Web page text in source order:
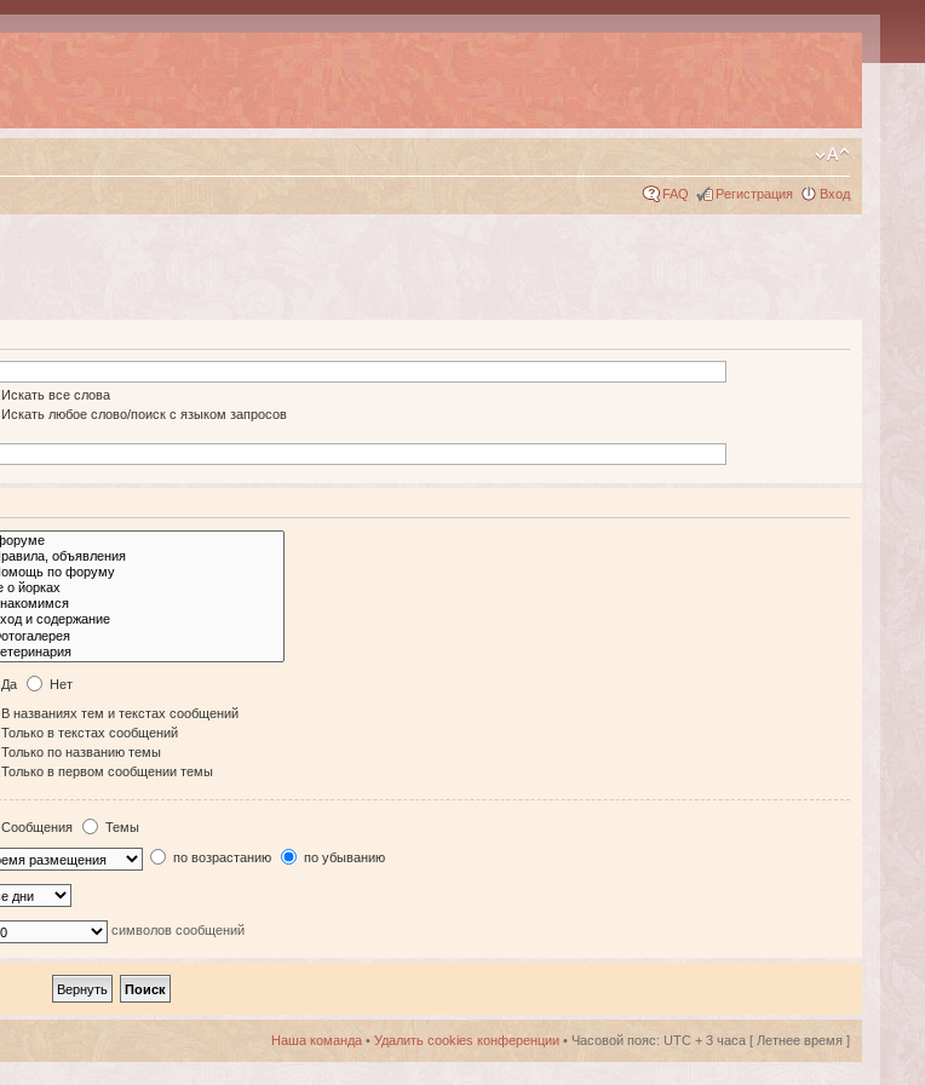
FAQ Регистрация Вход
Искать все слова
Искать любое слово/поиск с языком запросов
Да
Нет
В названиях тем и текстах сообщений
Только в текстах сообщений
Только по названию темы
Только в первом сообщении темы
Сообщения
Темы
по возрастанию по убыванию
символов сообщений
Наша команда • Удалить cookies конференции • Часовой пояс: UTC + 3 часа [ Летнее время ]